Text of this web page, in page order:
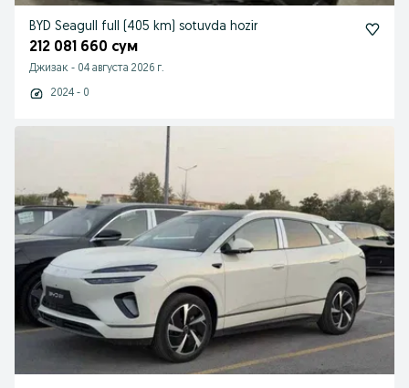
BYD Seagull full (405 km) sotuvda hozir
212 081 660 сум
Джизак - 04 августа 2026 г.
2024 - 0